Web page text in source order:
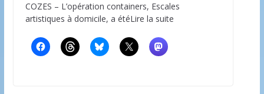
COZES – L’opération containers, Escales
artistiques à domicile, a étéLire la suite